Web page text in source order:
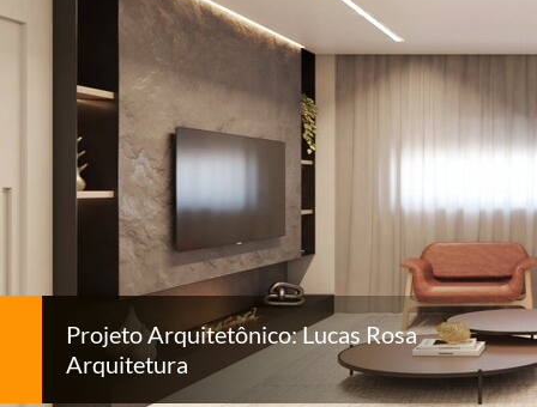
Projeto Arquitetônico: Lucas Rosa
Arquitetura